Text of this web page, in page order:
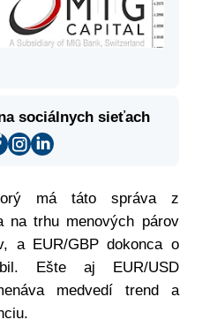
sociálnych sieťach
má táto správa z
na trhu menových párov
a EUR/GBP dokonca o
Ešte aj EUR/USD
medvedí trend a